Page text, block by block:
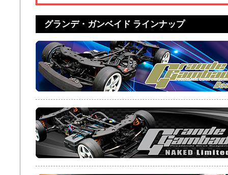
グランデ・ガンベイド ラインナップ